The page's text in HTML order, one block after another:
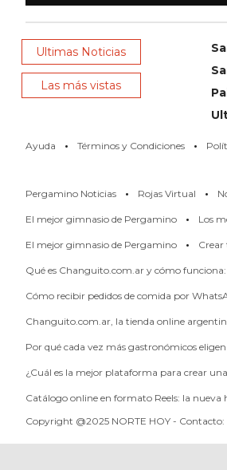
(BUENOS
AIRES)
MEJOR
GIMNASIO
PRECIOS
EN
PERGAMINO
SUPLEMENTOS
DEPORTIVOS
MEJORES
Ultimas Noticias
Las más vistas
Ayuda · Términos y Condiciones ·
Pergamino Noticias · Rojas Virtual ·
El mejor gimnasio de Pergamino · Los
El mejor gimnasio de Pergamino · Crear
Qué es Changuito.com.ar y cómo
Cómo recibir pedidos de comida por
Changuito.com.ar, la tienda online
Por qué cada vez más gastronómicos
¿Cuál es la mejor plataforma para crear
Catálogo online en formato Reels: la
Copyright @2025 NORTE HOY -